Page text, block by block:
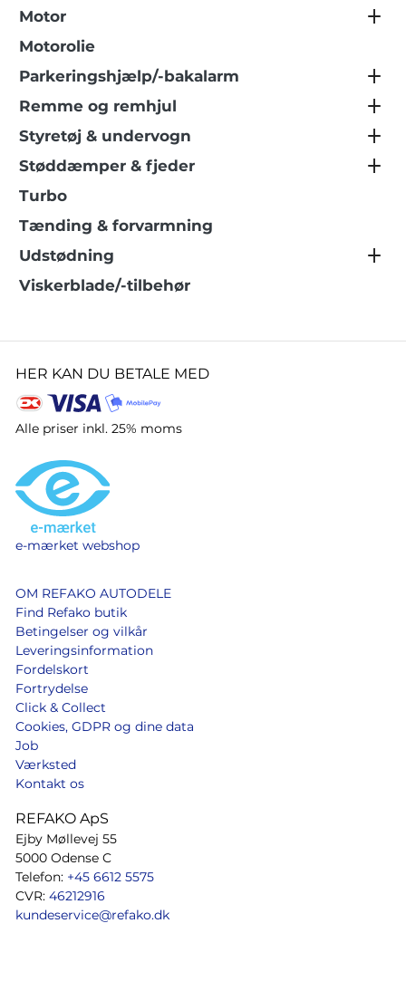
Motor
Motorolie
Parkeringshjælp/-bakalarm
Remme og remhjul
Styretøj & undervogn
Støddæmper & fjeder
Turbo
Tænding & forvarmning
Udstødning
Viskerblade/-tilbehør
HER KAN DU BETALE MED
Alle priser inkl. 25% moms
e-mærket webshop
OM REFAKO AUTODELE
Find Refako butik
Betingelser og vilkår
Leveringsinformation
Fordelskort
Fortrydelse
Click & Collect
Cookies, GDPR og dine data
Job
Værksted
Kontakt os
REFAKO ApS
Ejby Møllevej 55
5000 Odense C
Telefon: +45 6612 5575
CVR: 46212916
kundeservice@refako.dk